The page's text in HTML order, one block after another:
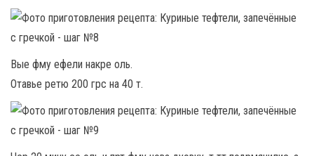
Вые фму ефели накре оль.
Отавье ретю 200 грс на 40 т.